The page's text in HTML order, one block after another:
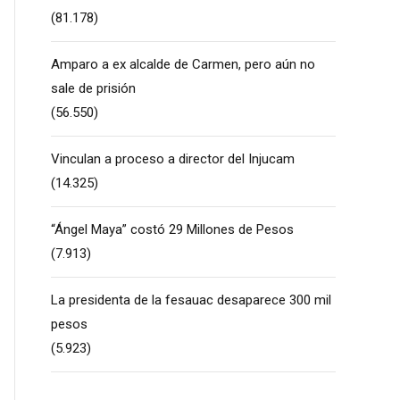
(81.178)
Amparo a ex alcalde de Carmen, pero aún no
sale de prisión
(56.550)
Vinculan a proceso a director del Injucam
(14.325)
“Ángel Maya” costó 29 Millones de Pesos
(7.913)
La presidenta de la fesauac desaparece 300 mil
pesos
(5.923)